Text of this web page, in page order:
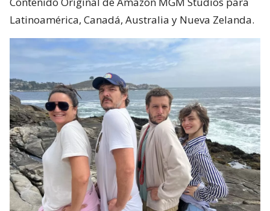
Latinoamérica, Canadá, Australia y Nueva Zelanda.